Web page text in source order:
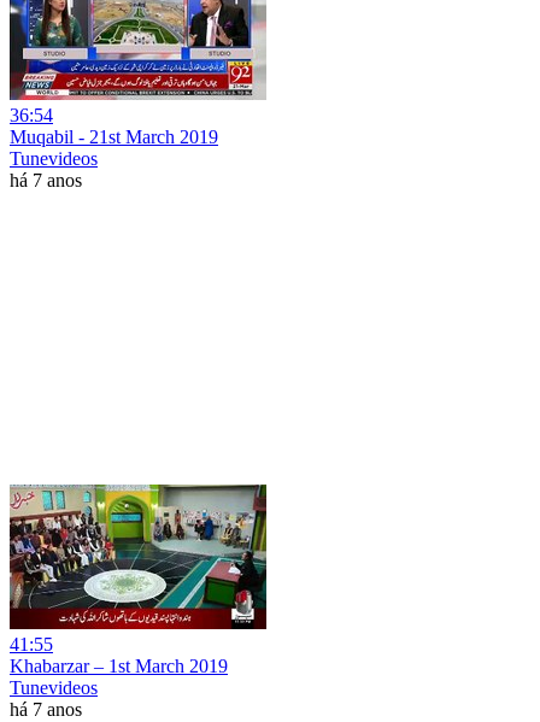
36:54
Muqabil - 21st March 2019
Tunevideos
há 7 anos
41:55
Khabarzar – 1st March 2019
Tunevideos
há 7 anos